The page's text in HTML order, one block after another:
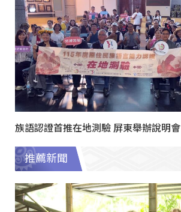
族語認證首推在地測驗 屏東舉辦說明會
推薦新聞